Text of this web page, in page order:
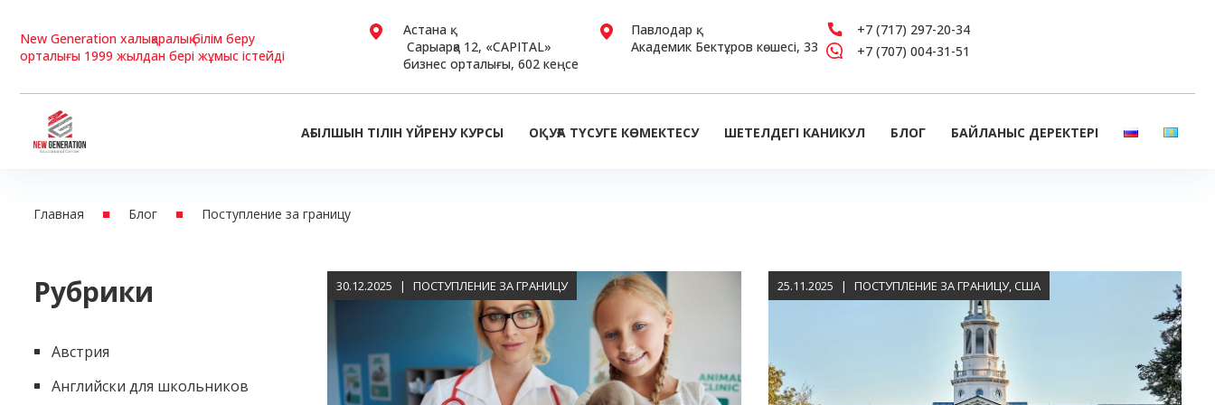
Skip
content
New Generation халықаралық білім беру
орталығы 1999 жылдан бері жұмыс істейді
Астана қ.
Сарыарқа 12, «CAPITAL»
бизнес орталығы, 602 кеңсе
Павлодар қ.
Академик Бектұров көшесі, 33
+7 (717) 297-20-34
+7 (707) 004-31-51
АҒЫЛШЫН ТІЛІН ҮЙРЕНУ КУРСЫ ОҚУҒА ТҮСУГЕ КӨМЕКТЕСУ ШЕТЕЛДЕГІ КАНИКУЛ БЛОГ БАЙЛАНЫС ДЕРЕКТЕРІ
Главная ■ Блог ■ Поступление за границу
Рубрики
Австрия
Английски для школьников
30.12.2025 ПОСТУПЛЕНИЕ ЗА ГРАНИЦУ 25.11.2025 ПОСТУПЛЕНИЕ ЗА ГРАНИЦУ,США